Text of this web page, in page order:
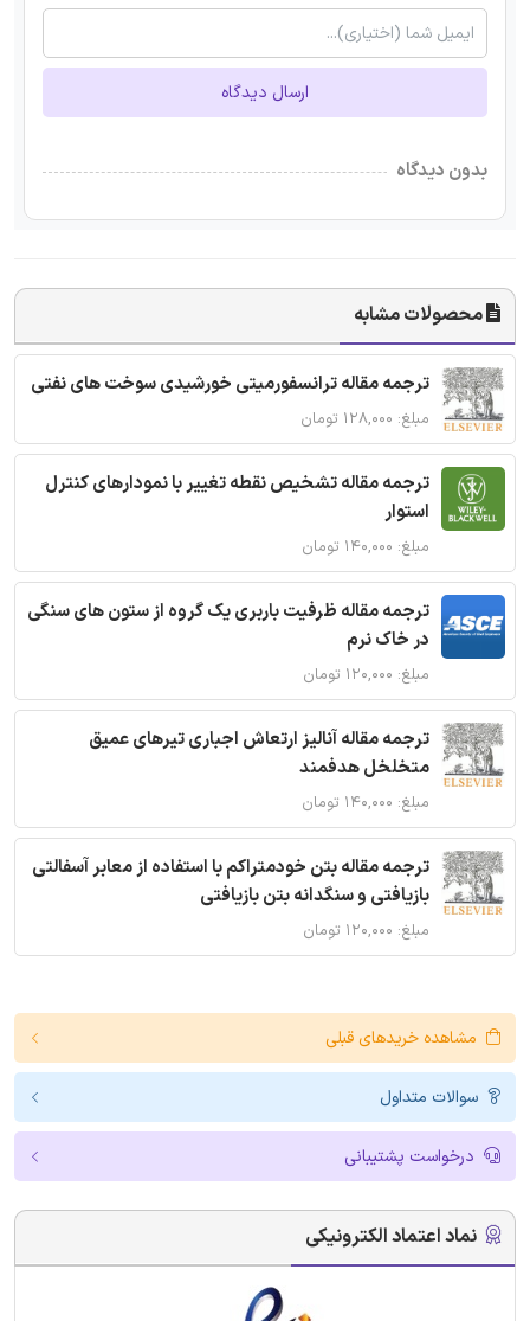
ارسال دیدگاه
بدون دیدگاه
محصولات مشابه
ترجمه مقاله ترانسفورمیتی خورشیدی سوخت های نفتی
مبلغ: ۱۲۸,۰۰۰ تومان
ترجمه مقاله تشخیص نقطه تغییر با نمودارهای کنترل
استوار
مبلغ: ۱۴۰,۰۰۰ تومان
ترجمه مقاله ظرفیت باربری یک گروه از ستون های سنگی
در خاک نرم
مبلغ: ۱۲۰,۰۰۰ تومان
ترجمه مقاله آنالیز ارتعاش اجباری تیرهای عمیق
متخلخل هدفمند
مبلغ: ۱۴۰,۰۰۰ تومان
ترجمه مقاله بتن خودمتراکم با استفاده از معابر آسفالتی
بازیافتی و سنگدانه بتن بازیافتی
مبلغ: ۱۲۰,۰۰۰ تومان
مشاهده خریدهای قبلی
سوالات متداول
درخواست پشتیبانی
نماد اعتماد الکترونیکی